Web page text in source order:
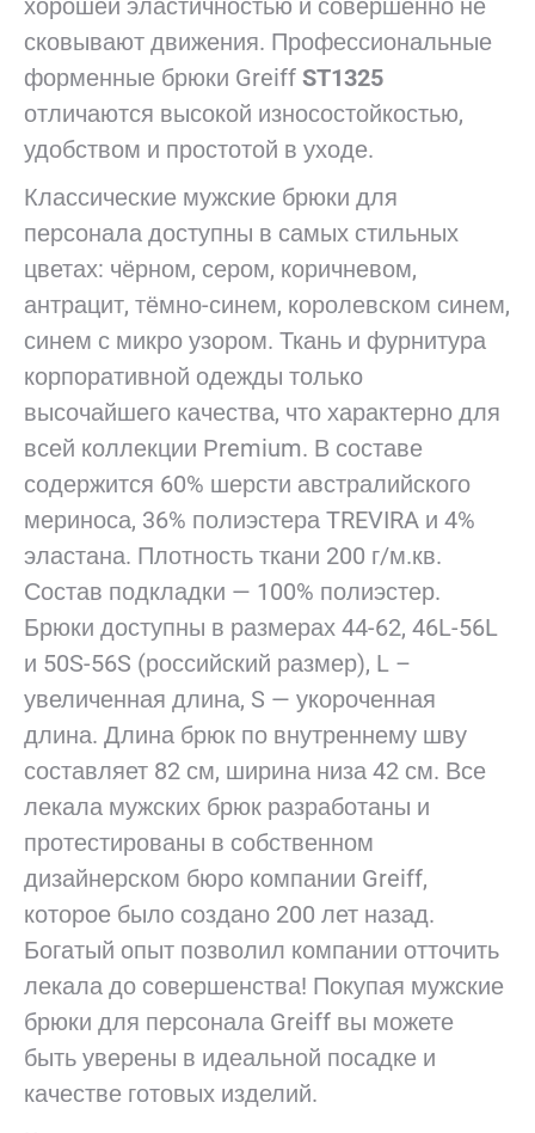
хорошей эластичностью и совершенно не
сковывают движения. Профессиональные
форменные брюки Greiff ST1325
отличаются высокой износостойкостью,
удобством и простотой в уходе.
Классические мужские брюки для
персонала доступны в самых стильных
цветах: чёрном, сером, коричневом,
антрацит, тёмно-синем, королевском синем,
синем с микро узором. Ткань и фурнитура
корпоративной одежды только
высочайшего качества, что характерно для
всей коллекции Premium. В составе
содержится 60% шерсти австралийского
мериноса, 36% полиэстера TREVIRA и 4%
эластана. Плотность ткани 200 г/м.кв.
Состав подкладки — 100% полиэстер.
Брюки доступны в размерах 44-62, 46L-56L
и 50S-56S (российский размер), L –
увеличенная длина, S — укороченная
длина. Длина брюк по внутреннему шву
составляет 82 см, ширина низа 42 см. Все
лекала мужских брюк разработаны и
протестированы в собственном
дизайнерском бюро компании Greiff,
которое было создано 200 лет назад.
Богатый опыт позволил компании отточить
лекала до совершенства! Покупая мужские
брюки для персонала Greiff вы можете
быть уверены в идеальной посадке и
качестве готовых изделий.